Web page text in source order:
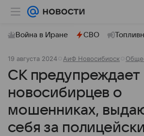
Война в Иране СВО
19 августа 2024 АиФ Новосибирск
СК предупреждает
новосибирцев о
мошенниках,
себя за